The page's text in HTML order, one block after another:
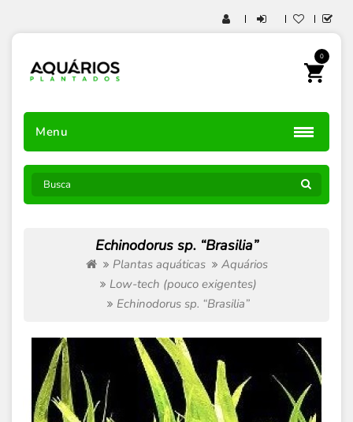
0
Menu
Echinodorus sp. “Brasilia”
Plantas aquáticas
Aquários
Low-tech (pouco exigentes)
Echinodorus sp. “Brasilia”